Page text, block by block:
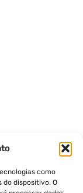
como
dispositivo. O